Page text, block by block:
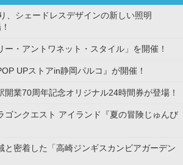
、シェードレスデザインの新しい照明
ー・アントワネット・スタイル」を開催！
UPストアin静岡パルコ』が開催！
開業70周年記念オリジナル24時間券が登場！
ゴンクエスト アイランド『夏の冒険じゅんび
と密着した「高崎ジンギスカンビアガーデン